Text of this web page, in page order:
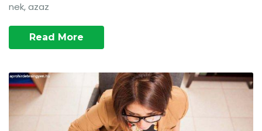
nek, azaz
Read More